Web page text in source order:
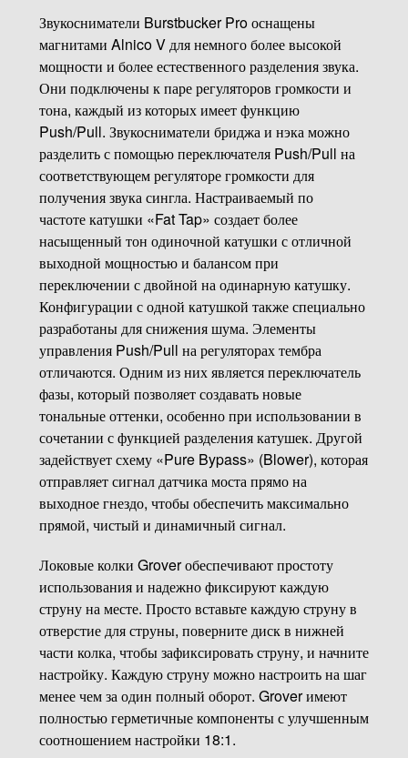
Звукосниматели Burstbucker Pro оснащены
магнитами Alnico V для немного более высокой
мощности и более естественного разделения звука.
Они подключены к паре регуляторов громкости и
тона, каждый из которых имеет функцию
Push/Pull. Звукосниматели бриджа и нэка можно
разделить с помощью переключателя Push/Pull на
соответствующем регуляторе громкости для
получения звука сингла. Настраиваемый по
частоте катушки «Fat Tap» создает более
насыщенный тон одиночной катушки с отличной
выходной мощностью и балансом при
переключении с двойной на одинарную катушку.
Конфигурации с одной катушкой также специально
разработаны для снижения шума. Элементы
управления Push/Pull на регуляторах тембра
отличаются. Одним из них является переключатель
фазы, который позволяет создавать новые
тональные оттенки, особенно при использовании в
сочетании с функцией разделения катушек. Другой
задействует схему «Pure Bypass» (Blower), которая
отправляет сигнал датчика моста прямо на
выходное гнездо, чтобы обеспечить максимально
прямой, чистый и динамичный сигнал.
Локовые колки Grover обеспечивают простоту
использования и надежно фиксируют каждую
струну на месте. Просто вставьте каждую струну в
отверстие для струны, поверните диск в нижней
части колка, чтобы зафиксировать струну, и начните
настройку. Каждую струну можно настроить на шаг
менее чем за один полный оборот. Grover имеют
полностью герметичные компоненты с улучшенным
соотношением настройки 18:1.